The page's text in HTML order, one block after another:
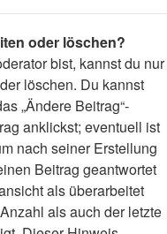
oder löschen?
bist, kannst du nur
löschen. Du kannst
„Ändere Beitrag“-
anklickst; eventuell ist
nach seiner Erstellung
Beitrag geantwortet
als überarbeitet
als auch der letzte